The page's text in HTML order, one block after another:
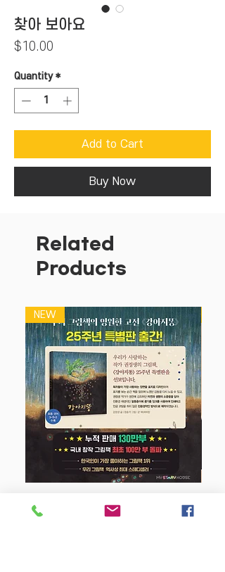
찾아 보아요
$10.00
Quantity *
Add to Cart
Buy Now
Related
Products
NEW
강아지 똥 (25주년 특별판)